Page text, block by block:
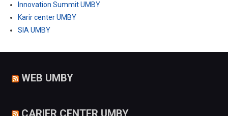
Innovation Summit UMBY
Karir center UMBY
SIA UMBY
WEB UMBY
CARIER CENTER UMBY